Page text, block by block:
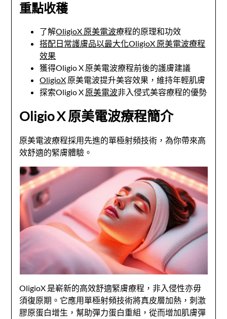
重點收穫
了解OligioX 原美電波療程的原理和功效
搭配日常護膚品以最大化OligioX 原美電波療程
效果
獲得Oligio X 原美電波療程前後的護膚建議
OligioX 原美電波提升美容效果，維持年輕肌膚
探索Oligio X 原美電波非入侵式美容療程的優勢
Oligio X 原美電波療程簡介
原美電波療程採用先進的單極射頻技術，為你帶來高
效舒適的緊膚體驗。
OligioX 是嶄新的高效舒適緊膚療程，非入侵性亦毋
須復原期。它應用單極射頻技術將真皮層加熱，刺激
膠原蛋白增生，幫助彈力蛋白重組，從而增加肌膚彈